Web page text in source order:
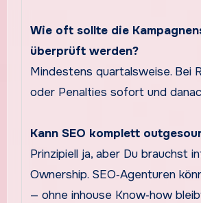
Wie oft sollte die
überprüft werden?
Mindestens quartalsweise. Bei
oder Penalties sofort und
Kann SEO komplett
Prinzipiell ja, aber Du brauchst
Ownership. SEO‑Agenturen
— ohne inhouse Know‑how